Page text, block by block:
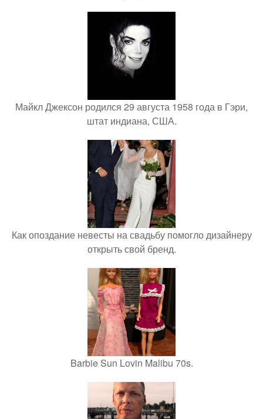
Майкл Джексон родился 29 августа 1958 года в Гэри,
штат индиана, США.
Как опоздание невесты на свадьбу помогло дизайнеру
открыть свой бренд.
Barbie Sun Lovin Malibu 70s.